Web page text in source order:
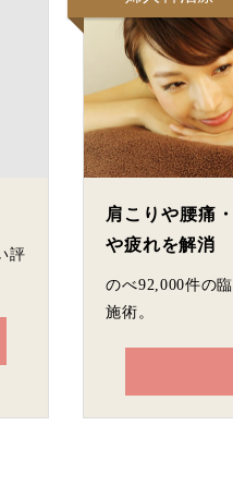
評
肩こりや腰痛
や疲れを解消
のべ92,000件の
施術。